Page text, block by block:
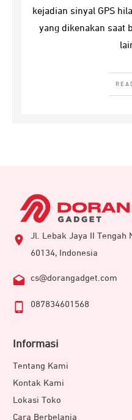
kejadian sinyal GPS
yang dikenakan saat
Jl. Lebak Jaya II Tengah
60134, Indonesia
cs@dorangadget.com
087834601568
Informasi
Tentang Kami
Kontak Kami
Lokasi Toko
Cara Berbelanja